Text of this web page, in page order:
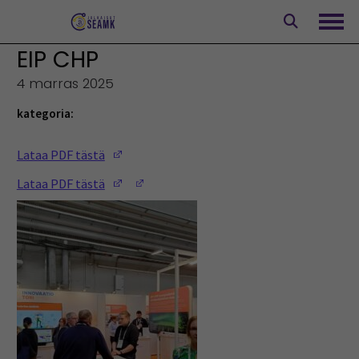
EIP CHP
4 marras 2025
kategoria:
Lataa PDF tästä
Lataa PDF tästä
(Opens in a new window)